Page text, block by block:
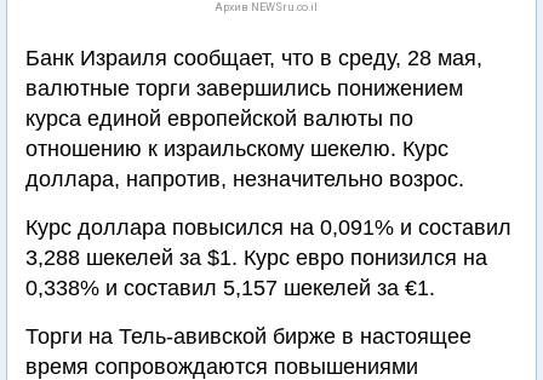
Архив NEWSru.co.il
Банк Израиля сообщает, что в среду, 28 мая,
валютные торги завершились понижением
курса единой европейской валюты по
отношению к израильскому шекелю. Курс
доллара, напротив, незначительно возрос.
Курс доллара повысился на 0,091% и составил
3,288 шекелей за $1. Курс евро понизился на
0,338% и составил 5,157 шекелей за €1.
Торги на Тель-авивской бирже в настоящее
время сопровождаются повышениями